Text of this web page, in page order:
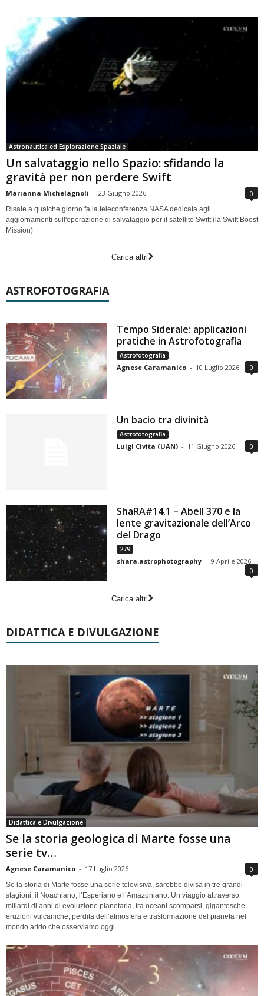
Astronautica ed Esplorazione Spaziale
Un salvataggio nello Spazio: sfidando la
gravità per non perdere Swift
Marianna Michelagnoli - 23 Giugno 2026 0
Risale a qualche giorno fa la teleconferenza NASA dedicata agli
aggiornamenti sull'operazione di salvataggio per il satellite Swift (la Swift Boost
Mission)
Carica altri
ASTROFOTOGRAFIA
Tempo Siderale: applicazioni
pratiche in Astrofotografia
Astrofotografia
Agnese Caramanico - 10 Luglio 2026 0
Un bacio tra divinità
Astrofotografia
Luigi Civita (UAN) - 11 Giugno 2026 0
ShaRA#14.1 – Abell 370 e la
lente gravitazionale dell’Arco
del Drago
279
shara.astrophotography - 9 Aprile 2026
0
Carica altri
DIDATTICA E DIVULGAZIONE
Didattica e Divulgazione
Se la storia geologica di Marte fosse una
serie tv…
Agnese Caramanico - 17 Luglio 2026 0
Se la storia di Marte fosse una serie televisiva, sarebbe divisa in tre grandi
stagioni: il Noachiano, l’Esperiano e l’Amazoniano. Un viaggio attraverso
miliardi di anni di evoluzione planetaria, tra oceani scomparsi, gigantesche
eruzioni vulcaniche, perdita dell’atmosfera e trasformazione del pianeta nel
mondo arido che osserviamo oggi.